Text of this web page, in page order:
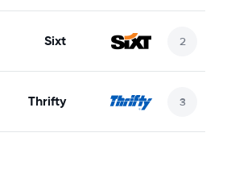
Sixt
Thrifty